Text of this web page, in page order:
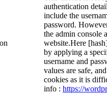
authentication
include the
password.
the admin console
website.Here
by applying a
username and
values are safe,
cookies as it is
info : https://